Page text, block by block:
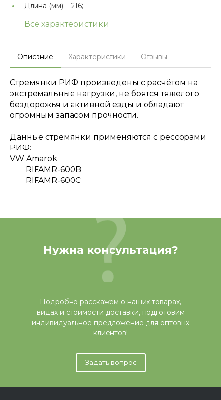
Длина (мм): - 216;
Все характеристики
Описание Характеристики Отзывы
Cтремянки РИФ произведены с расчётом на
экстремальные нагрузки, не боятся тяжелого
бездорожья и активной езды и обладают
огромным запасом прочности.
Данные стремянки применяются с рессорами
РИФ:
VW Amarok
RIFAMR-600B
RIFAMR-600C
Нужна консультация?
Подробно расскажем о наших товарах,
видах и стоимости доставки, подготовим
индивидуальное предложение для оптовых
клиентов!
Задать вопрос